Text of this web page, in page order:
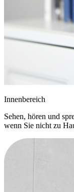
Innenbereich
Sehen, hören und
wenn Sie nicht zu